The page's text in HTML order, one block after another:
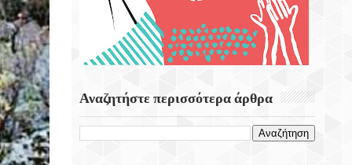
Αναζητήστε περισσότερα άρθρα